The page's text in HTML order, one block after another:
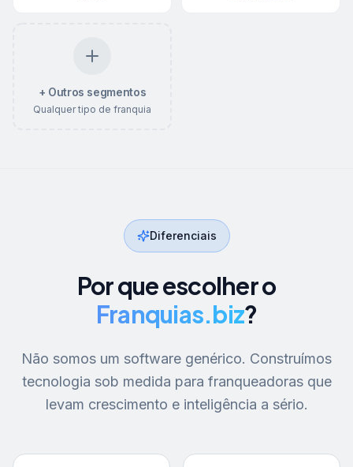
+ Outros segmentos
Qualquer tipo de franquia
Diferenciais
Por que escolher o
Franquias.biz?
Não somos um software genérico. Construímos
tecnologia sob medida para franqueadoras que
levam crescimento e inteligência a sério.